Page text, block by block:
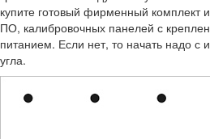
купите готовый фирменный комплект
ПО, калибровочных панелей с
питанием. Если нет, то начать надо с
угла.